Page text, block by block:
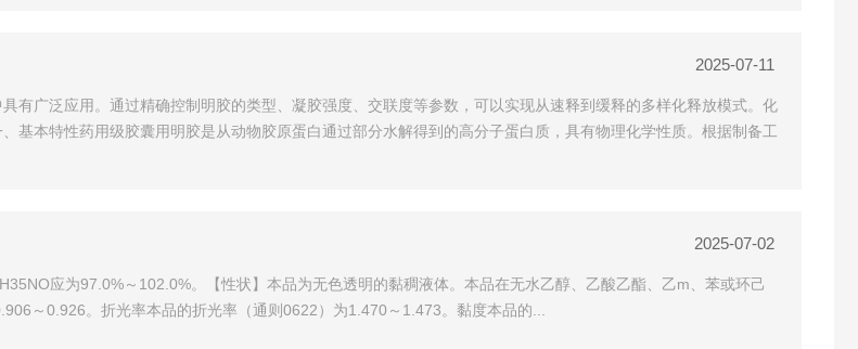
2025-07-11
有广泛应用。通过精确控制明胶的类型、凝胶强度、交联度等参数，可以实现从速释到缓释的多样化释放模式。化
基本特性药用级胶囊用明胶是从动物胶原蛋白通过部分水解得到的高分子蛋白质，具有物理化学性质。根据制备工
2025-07-02
应为97.0%～102.0%。【性状】本品为无色透明的黏稠液体。本品在无水乙醇、乙酸乙酯、乙m、苯或环己
～0.926。折光率本品的折光率（通则0622）为1.470～1.473。黏度本品的...